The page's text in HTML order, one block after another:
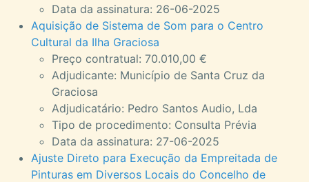
Data da assinatura: 26-06-2025
Aquisição de Sistema de Som para o Centro
Cultural da Ilha Graciosa
Preço contratual: 70.010,00 €
Adjudicante: Município de Santa Cruz da
Graciosa
Adjudicatário: Pedro Santos Audio, Lda
Tipo de procedimento: Consulta Prévia
Data da assinatura: 27-06-2025
Ajuste Direto para Execução da Empreitada de
Pinturas em Diversos Locais do Concelho de